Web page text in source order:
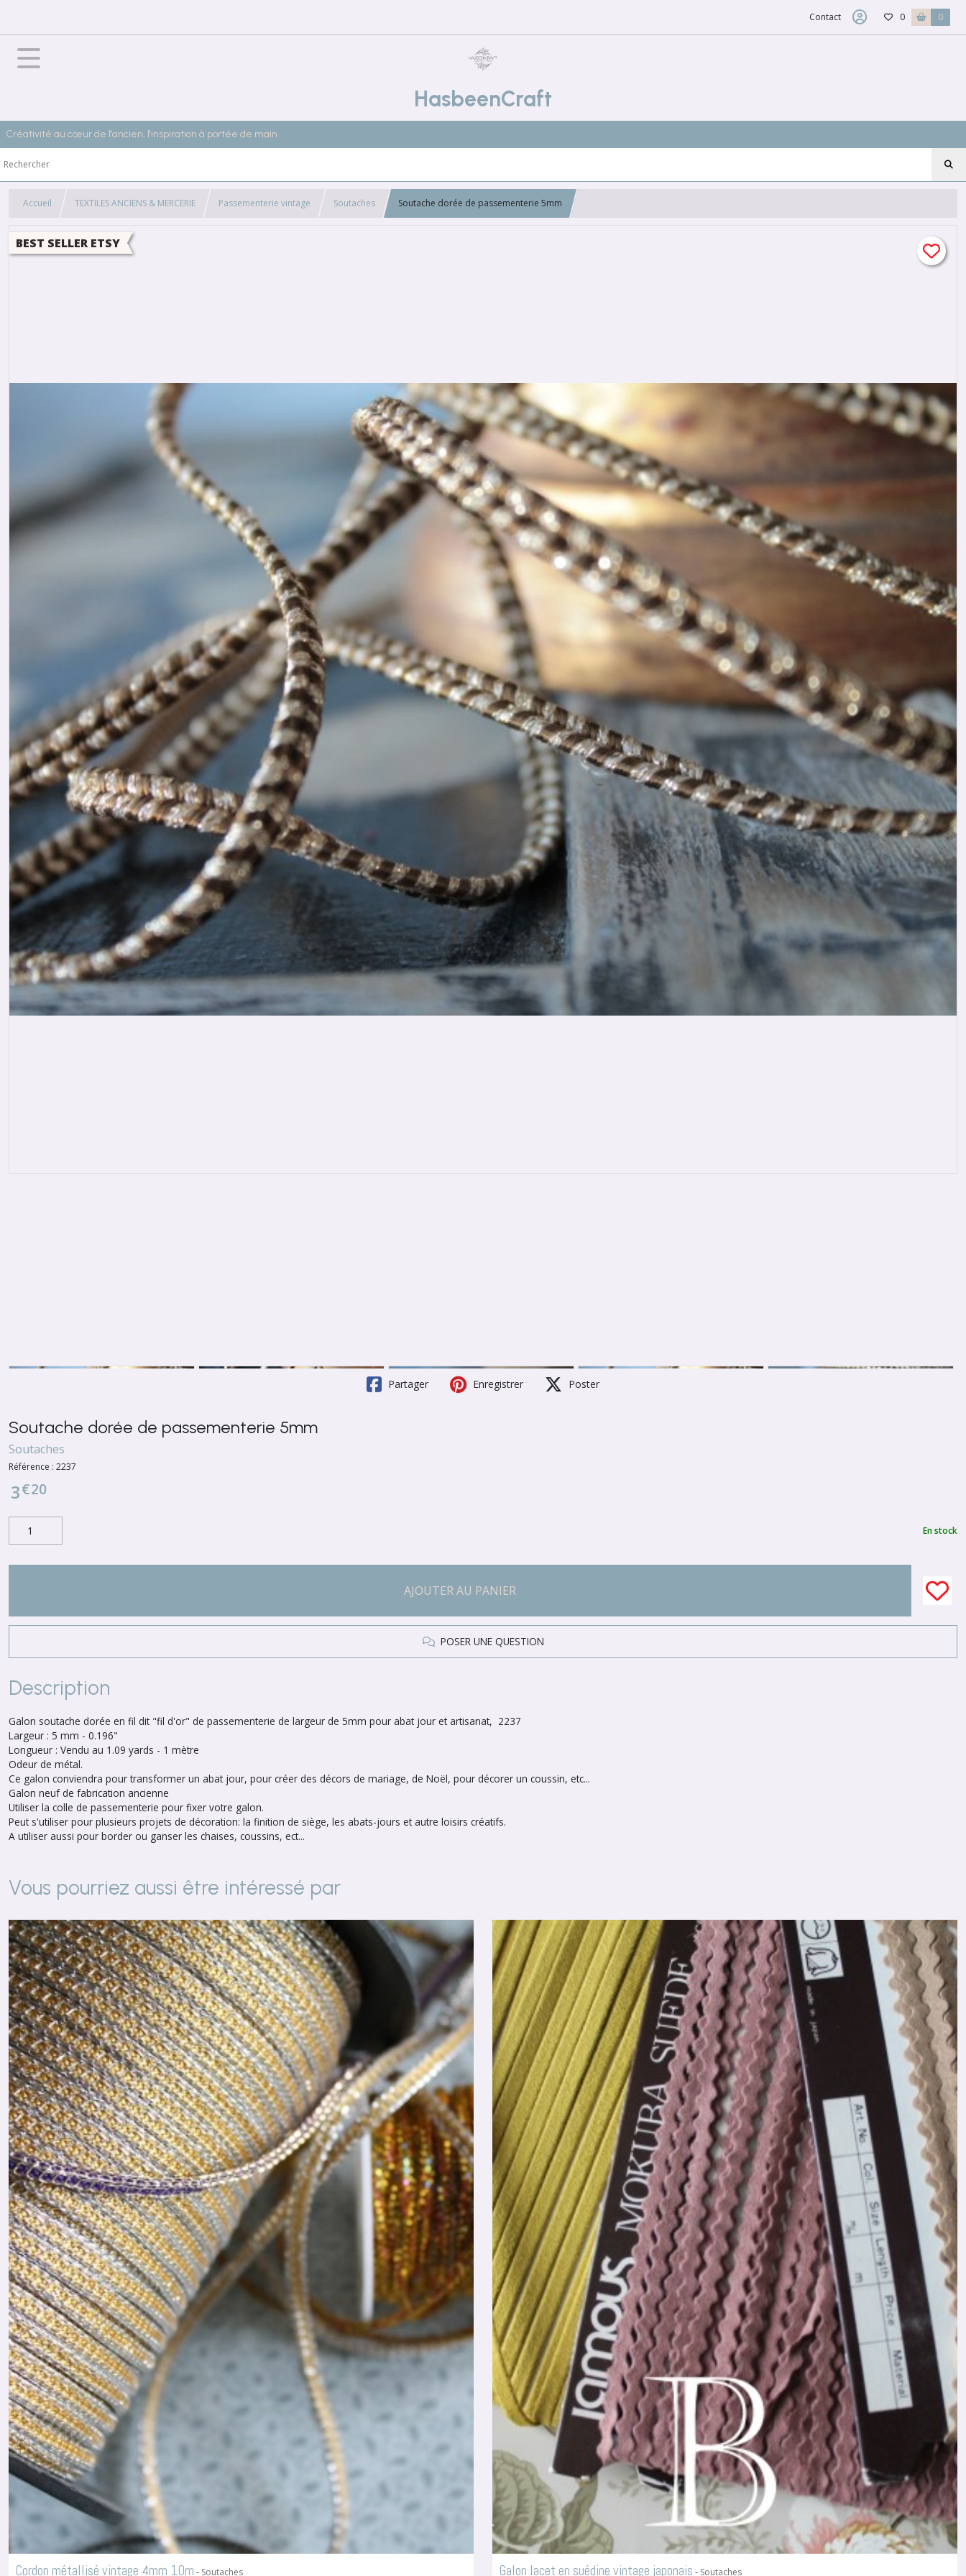
Contact 0 0
HasbeenCraft
Créativité au cœur de l'ancien, l'inspiration à portée de main
Accueil TEXTILES ANCIENS & MERCERIE Passementerie vintage Soutaches Soutache dorée de passementerie 5mm
BEST SELLER ETSY
Partager Enregistrer Poster
Soutache dorée de passementerie 5mm
Soutaches
Référence : 2237
3€20
En stock
AJOUTER AU PANIER
POSER UNE QUESTION
Description
Galon soutache dorée en fil dit "fil d'or" de passementerie de largeur de 5mm pour abat jour et artisanat, 2237
Largeur : 5 mm - 0.196"
Longueur : Vendu au 1.09 yards - 1 mètre
Odeur de métal.
Ce galon conviendra pour transformer un abat jour, pour créer des décors de mariage, de Noël, pour décorer un coussin, etc...
Galon neuf de fabrication ancienne
Utiliser la colle de passementerie pour fixer votre galon.
Peut s'utiliser pour plusieurs projets de décoration: la finition de siège, les abats-jours et autre loisirs créatifs.
A utiliser aussi pour border ou ganser les chaises, coussins, ect...
Vous pourriez aussi être intéressé par
Cordon métallisé vintage 4mm 10m - Soutaches Galon lacet en suédine vintage japonais - Soutaches